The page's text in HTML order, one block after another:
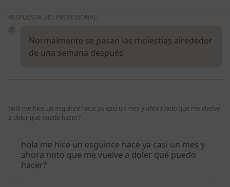
RESPUESTA DEL PROFESIONAL:
Normalmente se pasan las molestias alrededor
de una semana después
hola me hice un esguince hace ya casi un mes y ahora noto que me vuelve
a doler qué puedo hacer?
hola me hice un esguince hace ya casi un mes y
ahora noto que me vuelve a doler qué puedo
hacer?